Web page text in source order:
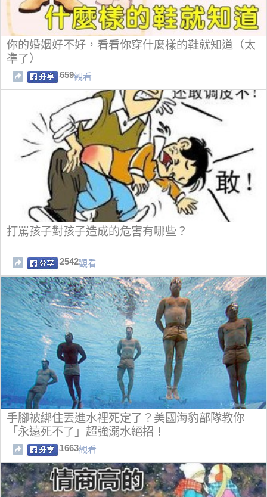
你的婚姻好不好，看看你穿什麼樣的鞋就知道（太
凖了）
659觀看
打罵孩子對孩子造成的危害有哪些？
2542觀看
手腳被綁住丟進水裡死定了？美國海豹部隊教你
「永遠死不了」超強溺水絕招！
1663觀看